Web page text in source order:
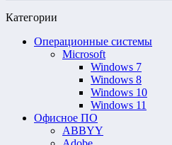
Категории
Операционные системы
Microsoft
Windows 7
Windows 8
Windows 10
Windows 11
Офисное ПО
ABBYY